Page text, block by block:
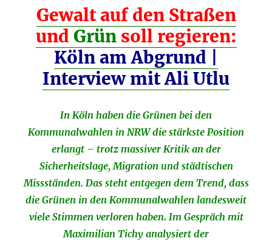
Gewalt auf den Straßen
und Grünsoll regieren:
Köln am Abgrund |
Interview mit Ali Utlu
In Köln haben die Grünen bei den
Kommunalwahlen in NRW die stärkste Position
erlangt – trotz massiver Kritik an der
Sicherheitslage, Migration und städtischen
Missständen. Das steht entgegen dem Trend, dass
die Grünen in den Kommunalwahlen landesweit
viele Stimmen verloren haben. Im Gespräch mit
Maximilian Tichy analysiert der